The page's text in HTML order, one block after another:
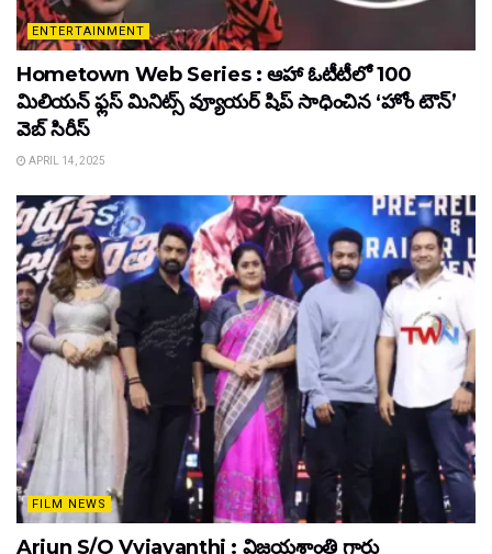
ENTERTAINMENT
Hometown Web Series : ఆహా ఓటీటీలో 100
మిలియన్ ఫ్లస్ మినిట్స్ వ్యూయర్ షిప్ సాధించిన ‘హోం టౌన్’
వెబ్ సిరీస్
APRIL 14, 2025
FILM NEWS
Arjun S/O Vyjayanthi : విజయశాంతి గారు